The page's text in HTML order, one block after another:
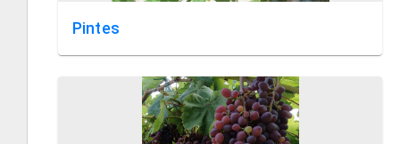
Pintes